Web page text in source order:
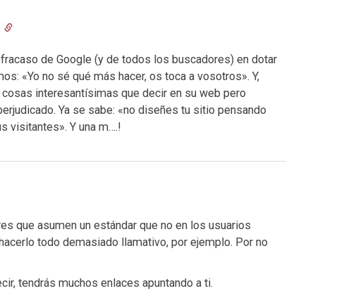
de Google (y de todos los buscadores) en dotar
«Yo no sé qué más hacer, os toca a vosotros». Y,
interesantísimas que decir en su web pero
Ya se sabe: «no diseñes tu sitio pensando
visitantes». Y una m….!
que asumen un estándar que no en los usuarios
todo demasiado llamativo, por ejemplo. Por no
tendrás muchos enlaces apuntando a ti.